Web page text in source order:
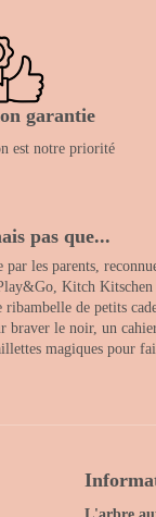
garantie
est notre priorité
pas que...
les parents,
Kitch
de petits
le noir, un
magiques pour